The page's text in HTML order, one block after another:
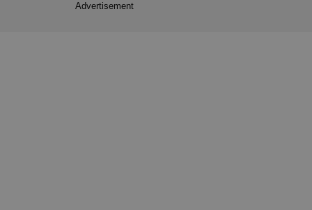
Advertisement